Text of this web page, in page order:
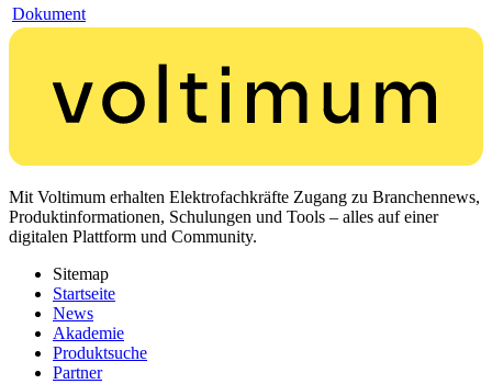
Dokument
Mit Voltimum erhalten Elektrofachkräfte Zugang zu Branchennews,
Produktinformationen, Schulungen und Tools – alles auf einer
digitalen Plattform und Community.
Sitemap
Startseite
News
Akademie
Produktsuche
Partner